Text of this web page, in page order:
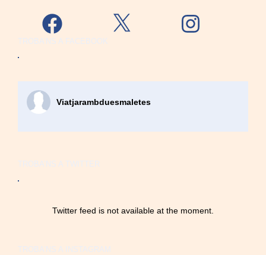
Facebook
Viatjarambduesmaletes
Twitter feed is not available at the moment.